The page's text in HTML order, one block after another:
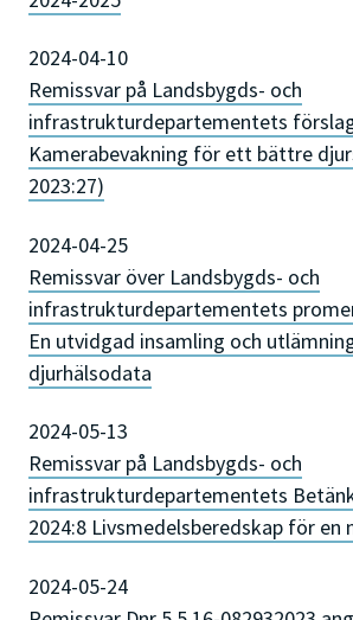
2024-04-10
Remissvar på Landsbygds- och
infrastrukturdepartementets
Kamerabevakning för ett bättre
2023:27)
2024-04-25
Remissvar över Landsbygds- och
infrastrukturdepartementets
En utvidgad insamling och
djurhälsodata
2024-05-13
Remissvar på Landsbygds- och
infrastrukturdepartementets
2024:8 Livsmedelsberedskap för en
2024-05-24